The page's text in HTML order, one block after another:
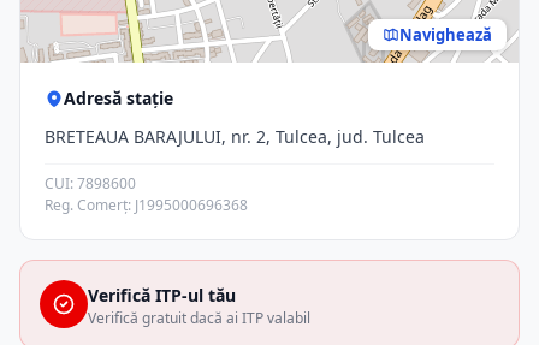
Navighează
Adresă stație
BRETEAUA BARAJULUI, nr. 2, Tulcea, jud. Tulcea
CUI: 7898600
Reg. Comerț: J1995000696368
Verifică ITP-ul tău
Verifică gratuit dacă ai ITP valabil